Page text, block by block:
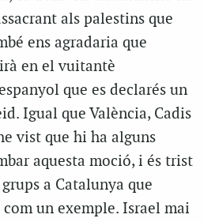
als palestins que
ens agradaria que
en el vuitantè
que es declarés un
Igual que València, Cadis
vist que hi ha alguns
aquesta moció, i és trist
a Catalunya que
com un exemple. Israel mai